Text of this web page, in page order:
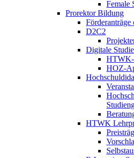
Female
Prorektor Bildung
Förderanträge
D2C2
Digitale
HOZ-
HTWK